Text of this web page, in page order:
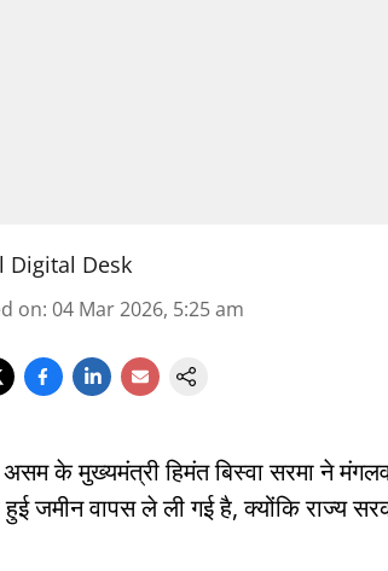
Digital Desk
on: 04 Mar 2026, 5:25 am
असम के मुख्यमंत्री हिमंत बिस्वा सरमा ने
जमीन वापस ले ली गई है, क्योंकि राज्य